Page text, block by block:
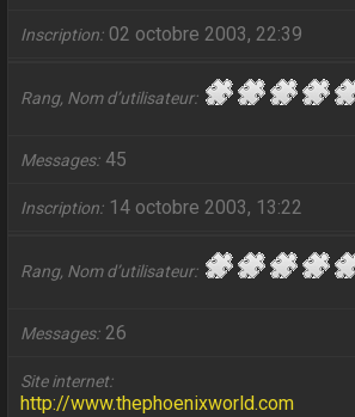
Inscription 02 octobre 2003, 22:39
Rang, Nom d’utilisateur
Messages 45
Inscription 14 octobre 2003, 13:22
Rang, Nom d’utilisateur
Messages 26
Site internet
http://www.thephoenixworld.com